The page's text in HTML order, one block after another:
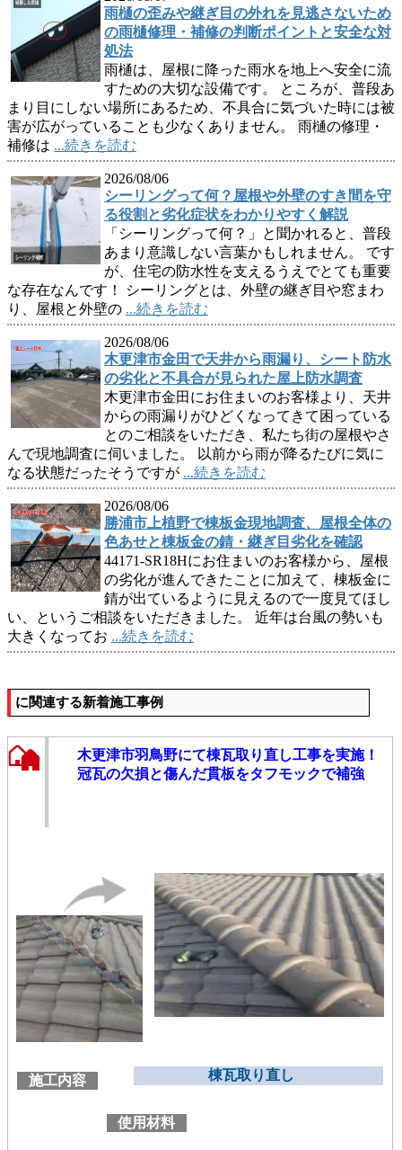
雨樋の歪みや継ぎ目の外れを見逃さないため
の雨樋修理・補修の判断ポイントと安全な対
処法
雨樋は、屋根に降った雨水を地上へ安全に流
すための大切な設備です。 ところが、普段あ
まり目にしない場所にあるため、不具合に気づいた時には被
害が広がっていることも少なくありません。 雨樋の修理・
補修は ...続きを読む
2026/08/06
シーリングって何？屋根や外壁のすき間を守
る役割と劣化症状をわかりやすく解説
「シーリングって何？」と聞かれると、普段
あまり意識しない言葉かもしれません。 です
が、住宅の防水性を支えるうえでとても重要
な存在なんです！ シーリングとは、外壁の継ぎ目や窓まわ
り、屋根と外壁の ...続きを読む
2026/08/06
木更津市金田で天井から雨漏り、シート防水
の劣化と不具合が見られた屋上防水調査
木更津市金田にお住まいのお客様より、天井
からの雨漏りがひどくなってきて困っている
とのご相談をいただき、私たち街の屋根やさ
んで現地調査に伺いました。 以前から雨が降るたびに気に
なる状態だったそうですが ...続きを読む
2026/08/06
勝浦市上植野で棟板金現地調査、屋根全体の
色あせと棟板金の錆・継ぎ目劣化を確認
44171-SR18Hにお住まいのお客様から、屋根
の劣化が進んできたことに加えて、棟板金に
錆が出ているように見えるので一度見てほし
い、というご相談をいただきました。 近年は台風の勢いも
大きくなってお ...続きを読む
に関連する新着施工事例
木更津市羽鳥野にて棟瓦取り直し工事を実施！
冠瓦の欠損と傷んだ貫板をタフモックで補強
施工内容 棟瓦取り直し
使用材料